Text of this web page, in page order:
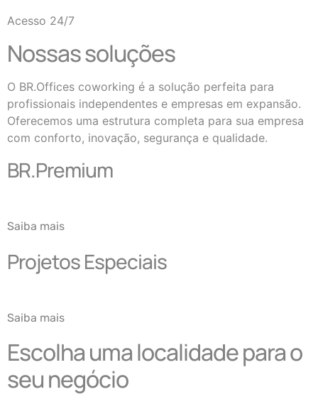
Acesso 24/7
Nossas soluções
O BR.Offices coworking é a solução perfeita para
profissionais independentes e empresas em expansão.
Oferecemos uma estrutura completa para sua empresa
com conforto, inovação, segurança e qualidade.
BR.Premium
Saiba mais
Projetos Especiais
Saiba mais
Escolha uma localidade para o
seu negócio